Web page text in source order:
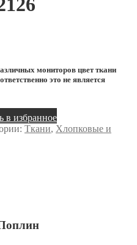
мониторов цвет ткани
это не является
в избранное
Ткани, Хлопковые и